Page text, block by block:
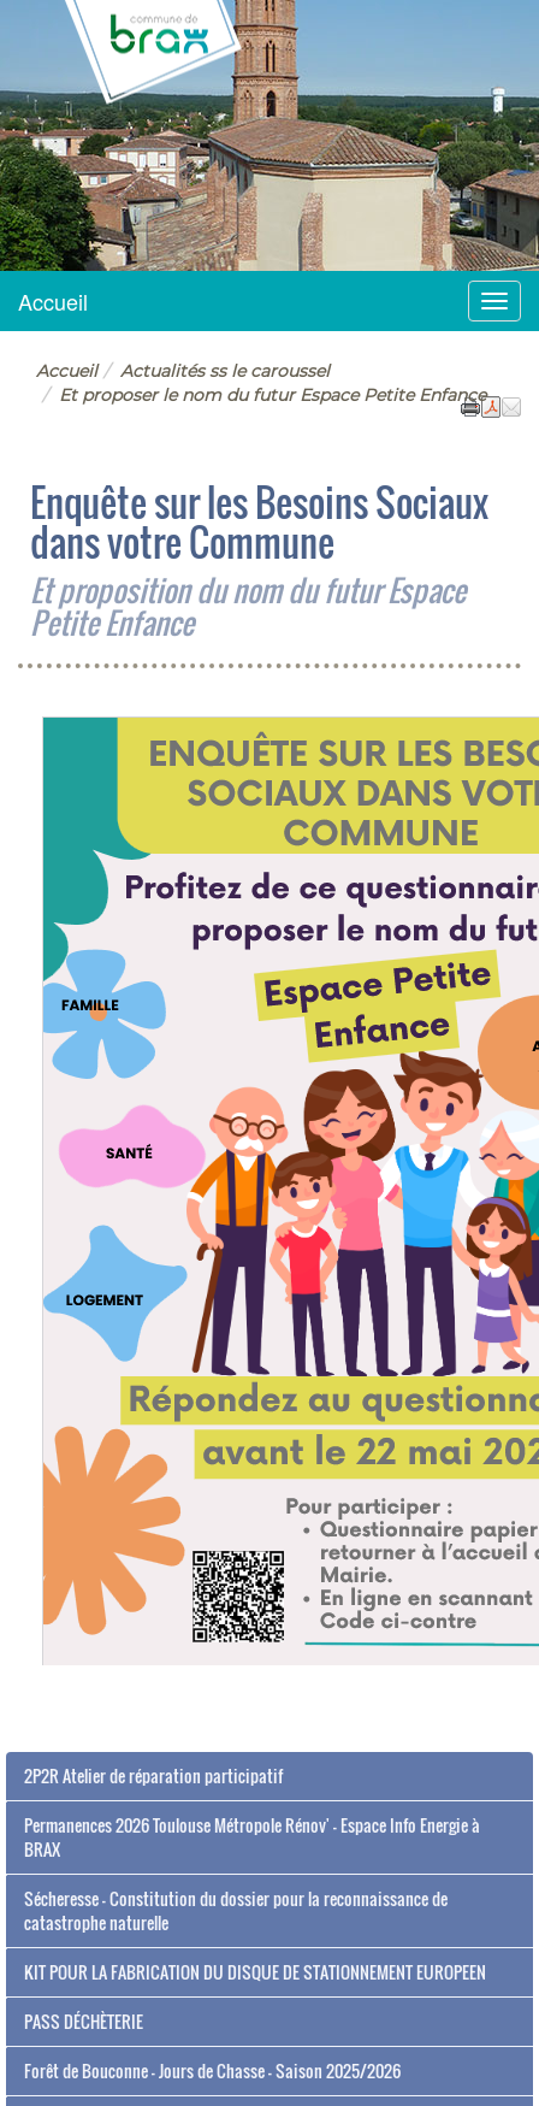
BRAX
Menu
Accueil
Accueil
Actualités ss le caroussel
Et proposer le nom du futur Espace Petite Enfance
Enquête sur les Besoins Sociaux
dans votre Commune
Et proposition du nom du futur Espace
Petite Enfance
2P2R Atelier de réparation participatif
Permanences 2026 Toulouse Métropole Rénov' - Espace Info Energie à
BRAX
Sécheresse - Constitution du dossier pour la reconnaissance de
catastrophe naturelle
KIT POUR LA FABRICATION DU DISQUE DE STATIONNEMENT EUROPEEN
PASS DÉCHÈTERIE
Forêt de Bouconne - Jours de Chasse - Saison 2025/2026